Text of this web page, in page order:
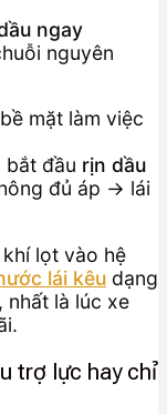
ngay
nguyên
mặt làm việc
đầu rịn dầu
đủ áp → lái
lọt vào hệ
lái kêu dạng
nhất là lúc xe
trợ lực hay chỉ